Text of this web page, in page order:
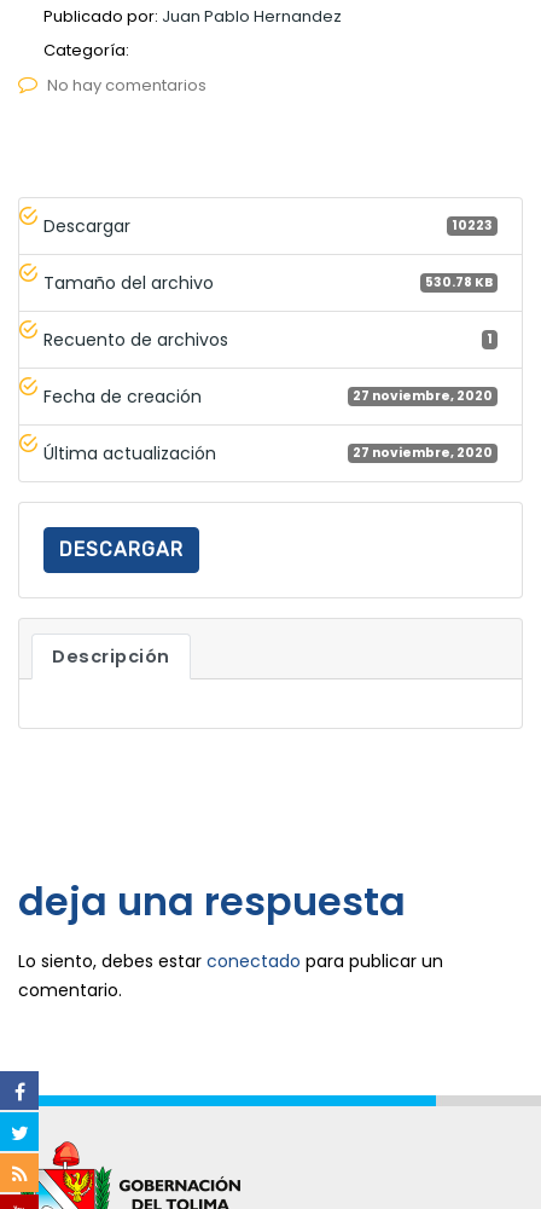
Publicado por: Juan Pablo Hernandez
Categoría:
No hay comentarios
Descargar 10223
Tamaño del archivo 530.78 KB
Recuento de archivos 1
Fecha de creación 27 noviembre, 2020
Última actualización 27 noviembre, 2020
DESCARGAR
Descripción
deja una respuesta
Lo siento, debes estar conectado para publicar un
comentario.